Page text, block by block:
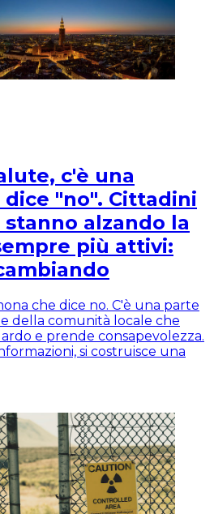
c'è una
"no". Cittadini
stanno alzando la
più attivi:
che dice no. C'è una parte
della comunità locale che
e prende consapevolezza.
si costruisce una